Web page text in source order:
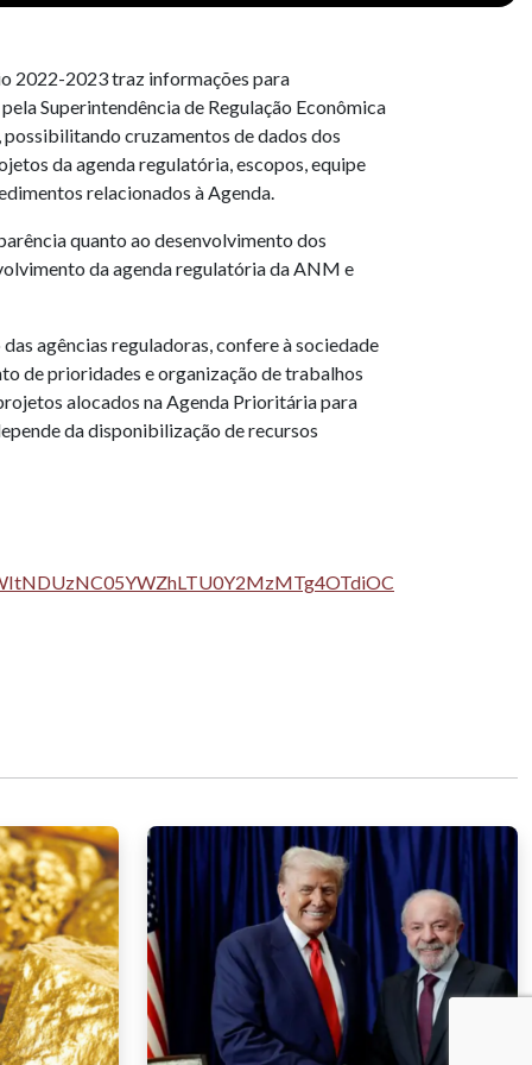
2022-2023 traz informações para
Superintendência de Regulação Econômica
cruzamentos de dados dos
da agenda regulatória, escopos, equipe
relacionados à Agenda.
quanto ao desenvolvimento dos
da agenda regulatória da ANM e
agências reguladoras, confere à sociedade
de prioridades e organização de trabalhos
alocados na Agenda Prioritária para
da disponibilização de recursos